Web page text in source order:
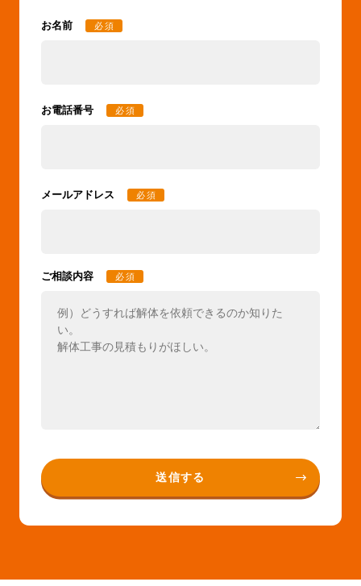
お名前 必須
お電話番号 必須
メールアドレス 必須
ご相談内容 必須